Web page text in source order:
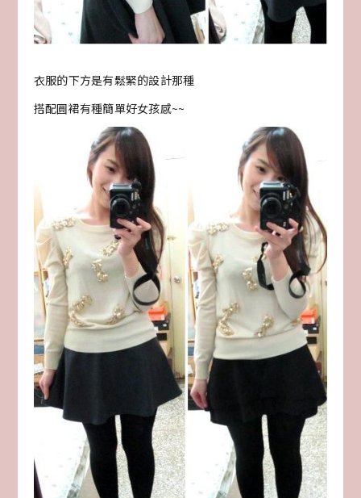
衣服的下方是有鬆緊的設計那種
搭配圓裙有種簡單好女孩感~~